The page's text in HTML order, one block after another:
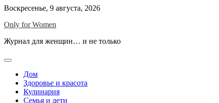
Skip
content
Воскресенье, 9 августа, 2026
Only for Women
Журнал для женщин… и не только
Дом
Здоровье и красота
Кулинария
Семья и дети